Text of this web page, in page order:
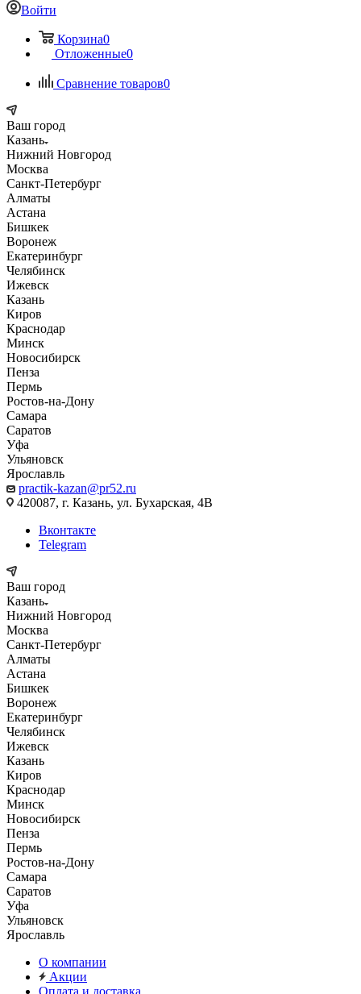
Войти
Корзина0
Отложенные0
Сравнение товаров0
Ваш город
Казань
Нижний Новгород
Москва
Санкт-Петербург
Алматы
Астана
Бишкек
Воронеж
Екатеринбург
Челябинск
Ижевск
Казань
Киров
Краснодар
Минск
Новосибирск
Пенза
Пермь
Ростов-на-Дону
Самара
Саратов
Уфа
Ульяновск
Ярославль
practik-kazan@pr52.ru
420087, г. Казань, ул. Бухарская, 4В
Вконтакте
Telegram
Ваш город
Казань
Нижний Новгород
Москва
Санкт-Петербург
Алматы
Астана
Бишкек
Воронеж
Екатеринбург
Челябинск
Ижевск
Казань
Киров
Краснодар
Минск
Новосибирск
Пенза
Пермь
Ростов-на-Дону
Самара
Саратов
Уфа
Ульяновск
Ярославль
О компании
Акции
Оплата и доставка